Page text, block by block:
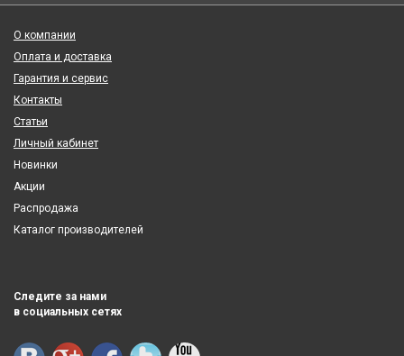
О компании
Оплата и доставка
Гарантия и сервис
Контакты
Статьи
Личный кабинет
Новинки
Акции
Распродажа
Каталог производителей
Следите за нами
в социальных сетях